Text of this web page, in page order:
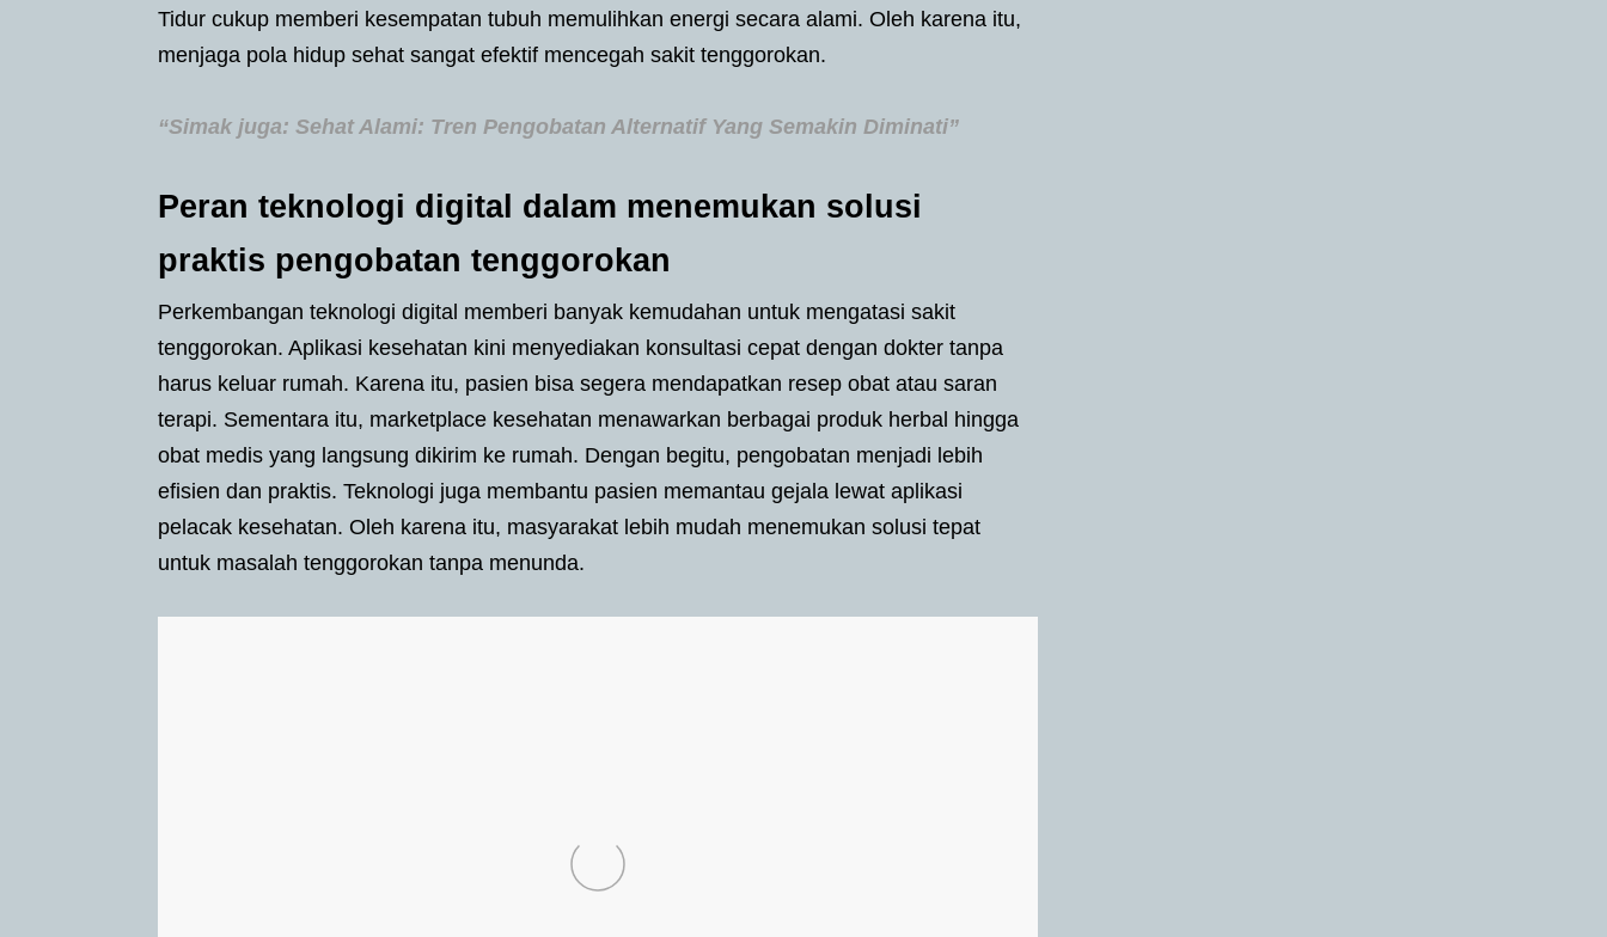
Tidur cukup memberi kesempatan tubuh memulihkan energi secara alami. Oleh karena itu,
menjaga pola hidup sehat sangat efektif mencegah sakit tenggorokan.
“Simak juga: Sehat Alami: Tren Pengobatan Alternatif Yang Semakin Diminati”
Peran teknologi digital dalam menemukan solusi
praktis pengobatan tenggorokan
Perkembangan teknologi digital memberi banyak kemudahan untuk mengatasi sakit
tenggorokan. Aplikasi kesehatan kini menyediakan konsultasi cepat dengan dokter tanpa
harus keluar rumah. Karena itu, pasien bisa segera mendapatkan resep obat atau saran
terapi. Sementara itu, marketplace kesehatan menawarkan berbagai produk herbal hingga
obat medis yang langsung dikirim ke rumah. Dengan begitu, pengobatan menjadi lebih
efisien dan praktis. Teknologi juga membantu pasien memantau gejala lewat aplikasi
pelacak kesehatan. Oleh karena itu, masyarakat lebih mudah menemukan solusi tepat
untuk masalah tenggorokan tanpa menunda.